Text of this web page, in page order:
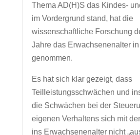
Thema AD(H)S das Kindes-
im Vordergrund stand, hat die
wissenschaftliche Forschung
Jahre das Erwachsenenalter
genommen.
Es hat sich klar gezeigt, dass
Teilleistungsschwächen und
die Schwächen bei der
eigenen Verhaltens sich mit
ins Erwachsenenalter nicht